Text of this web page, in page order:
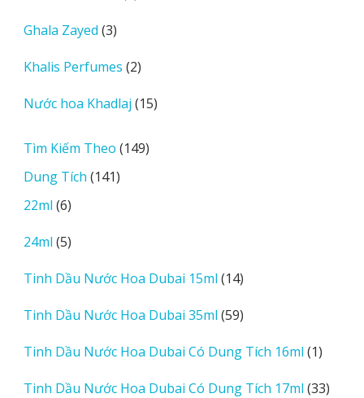
Ghala Zayed 33
phẩm
Khalis Perfumes 22
phẩm
Nước hoa Khadlaj 1515
Tìm Kiếm Theo 149149
Dung Tích 141141
22ml 66
phẩm
24ml 55
phẩm
Tinh Dầu Nước Hoa Dubai 15ml 1414
phẩm
Tinh Dầu Nước Hoa Dubai 35ml 5959
phẩm
Tinh Dầu Nước Hoa Dubai Có Dung Tích 16ml 11
phẩm
Tinh Dầu Nước Hoa Dubai Có Dung Tích 17ml 3333